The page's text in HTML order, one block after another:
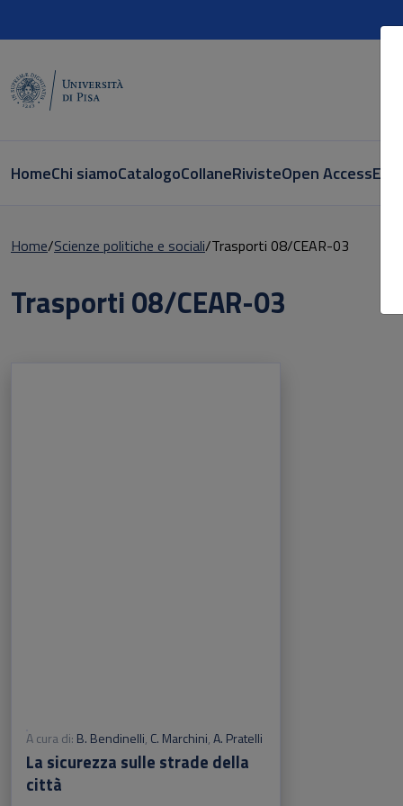
HomeChi siamoCatalogoCollaneRivisteOpen AccessE-
Home Scienze politiche e sociali Trasporti 08/CEAR-03
Trasporti 08/CEAR-03
A cura di: B. Bendinelli, C. Marchini,A. Pratelli
La sicurezza sulle strade della
città